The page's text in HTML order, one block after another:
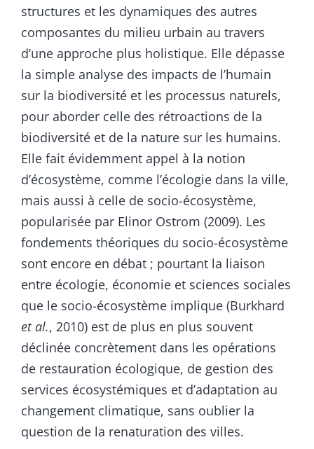
structures et les dynamiques des autres
composantes du milieu urbain au travers
d’une approche plus holistique. Elle dépasse
la simple analyse des impacts de l’humain
sur la biodiversité et les processus naturels,
pour aborder celle des rétroactions de la
biodiversité et de la nature sur les humains.
Elle fait évidemment appel à la notion
d’écosystème, comme l’écologie dans la ville,
mais aussi à celle de socio-écosystème,
popularisée par Elinor Ostrom (2009). Les
fondements théoriques du socio-écosystème
sont encore en débat ; pourtant la liaison
entre écologie, économie et sciences sociales
que le socio-écosystème implique (Burkhard
et al., 2010) est de plus en plus souvent
déclinée concrètement dans les opérations
de restauration écologique, de gestion des
services écosystémiques et d’adaptation au
changement climatique, sans oublier la
question de la renaturation des villes.